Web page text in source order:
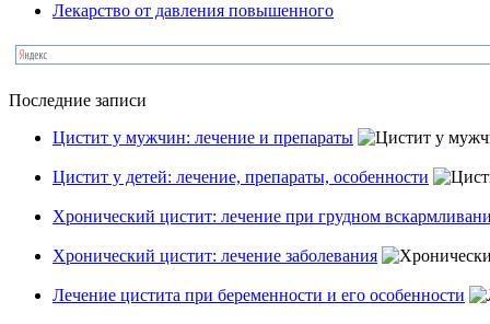
Лекарство от давления повышенного
Последние записи
Цистит у мужчин: лечение и препараты
Цистит у детей: лечение, препараты, особенности
Хронический цистит: лечение при грудном
Хронический цистит: лечение заболевания
Лечение цистита при беременности и его особенности